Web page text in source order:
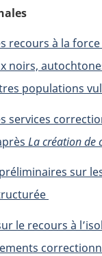
recours à la
noirs,
populations
services
La création de
sur
le recours à